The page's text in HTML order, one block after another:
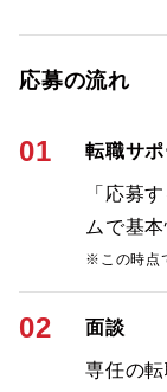
応募の流れ
01 転職サ
「応募
ムで基
※この時点
02 面談
専任の